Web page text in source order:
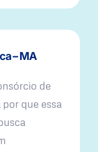
– MA
de
que essa